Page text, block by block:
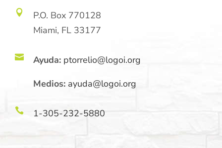

P.O. Box 770128
Miami, FL 33177
 Ayuda: ptorrelio@logoi.org
Medios: ayuda@logoi.org
 1-305-232-5880